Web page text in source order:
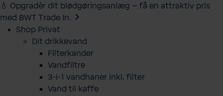
💧 Opgradér dit blødgøringsanlæg – få en attraktiv pris
med BWT Trade In.
Shop Privat
Dit drikkevand
Filterkander
Vandfiltre
3-i-1 vandhaner inkl. filter
Vand til kaffe